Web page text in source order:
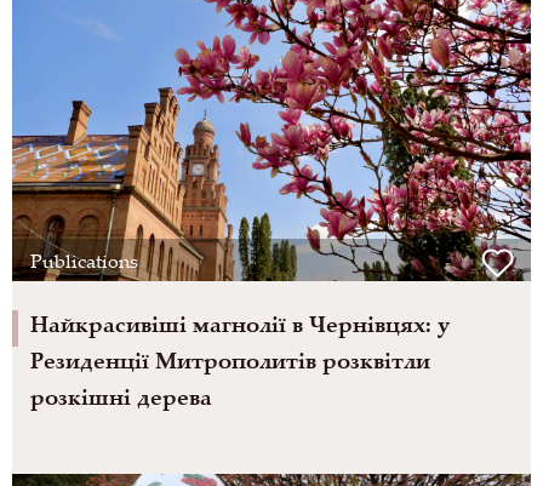
Publications
Найкрасивіші магнолії в Чернівцях: у
Резиденції Митрополитів розквітли
розкішні дерева